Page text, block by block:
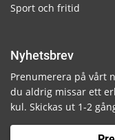
Sport och fritid
Nyhetsbrev
Prenumerera på vårt
du aldrig missar ett
kul. Skickas ut 1-2